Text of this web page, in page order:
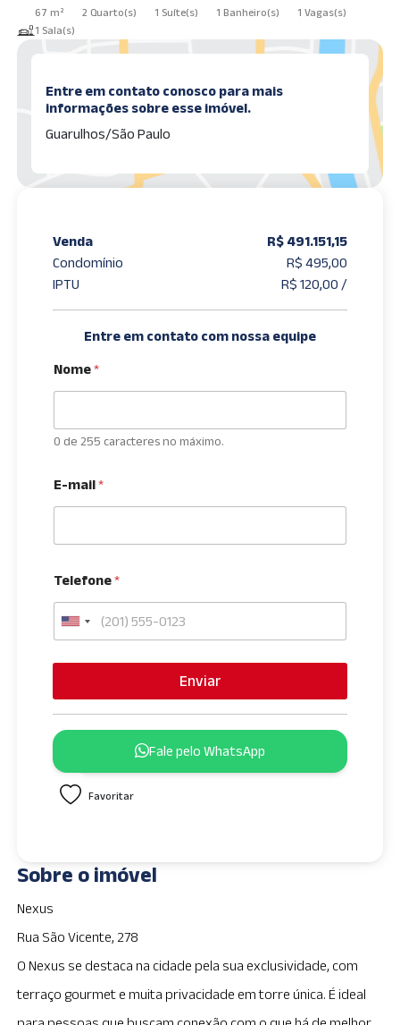
67 m² 2 Quarto(s) 1 Suíte(s) 1 Banheiro(s)
1 Vagas(s)
1 Sala(s)
Entre em contato conosco para mais
informações sobre esse imóvel.
Guarulhos/São Paulo
Venda
R$ 491.151,15
Condomínio
R$ 495,00
IPTU
R$ 120,00 /
Entre em contato com nossa equipe
Nome*
0 de 255 caracteres no máximo.
E-mail*
Telefone*
U
e
d
t
a
+
Enviar
Fale pelo WhatsApp
Favoritar
Sobre o imóvel
Nexus
Rua São Vicente, 278
O Nexus se destaca na cidade pela sua exclusividade, com
terraço gourmet e muita privacidade em torre única. É ideal